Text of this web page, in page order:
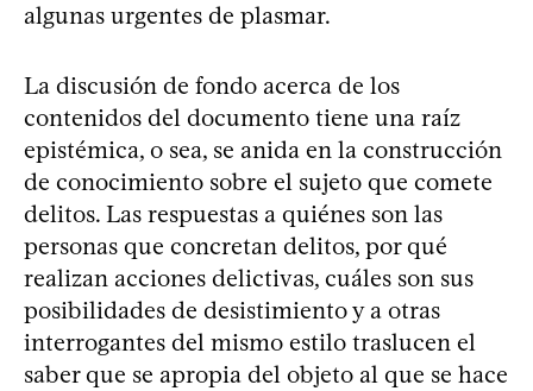
algunas urgentes de plasmar.
La discusión de fondo acerca de los
contenidos del documento tiene una raíz
epistémica, o sea, se anida en la construcción
de conocimiento sobre el sujeto que comete
delitos. Las respuestas a quiénes son las
personas que concretan delitos, por qué
realizan acciones delictivas, cuáles son sus
posibilidades de desistimiento y a otras
interrogantes del mismo estilo traslucen el
saber que se apropia del objeto al que se hace